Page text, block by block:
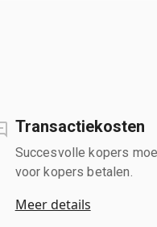
Transactiekosten
Succesvolle kopers
voor kopers betalen.
Meer details